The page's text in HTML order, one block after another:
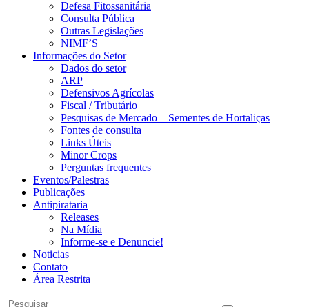
Defesa Fitossanitária
Consulta Pública
Outras Legislações
NIMF’S
Informações do Setor
Dados do setor
ARP
Defensivos Agrícolas
Fiscal / Tributário
Pesquisas de Mercado – Sementes de Hortaliças
Fontes de consulta
Links Úteis
Minor Crops
Perguntas frequentes
Eventos/Palestras
Publicações
Antipirataria
Releases
Na Mídia
Informe-se e Denuncie!
Noticias
Contato
Área Restrita